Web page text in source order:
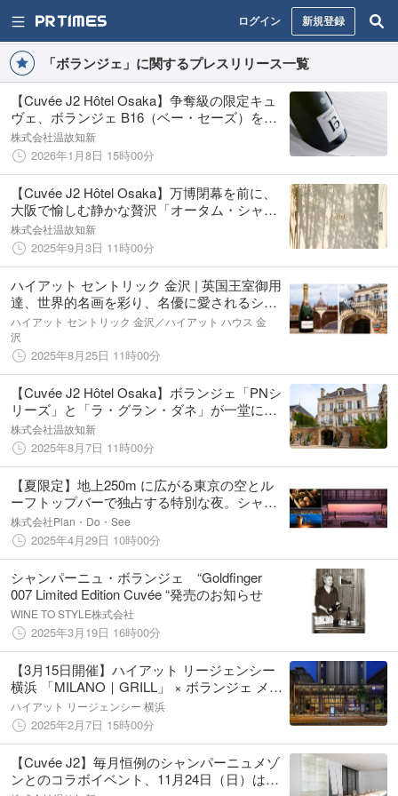
ログイン 新規登録
「ボランジェ」に関するプレスリリース一覧
【Cuvée J2 Hôtel Osaka】争奪級の限定キュ
ヴェ、ボランジェ B16（ベー・セーズ）を紐
解く一夜
株式会社温故知新
2026年1月8日 15時00分
【Cuvée J2 Hôtel Osaka】万博閉幕を前に、
大阪で愉しむ静かな贅沢「オータム・シャン
パーニュナイトプラン」の販売を開始
株式会社温故知新
2025年9月3日 11時00分
ハイアット セントリック 金沢 | 英国王室御用
達、世界的名画を彩り、名優に愛されるシャ
ンパーニュ グランメゾンとの一夜限りの饗
宴“ボランジェ” シャンパンディナー
ハイアット セントリック 金沢／ハイアット ハウス 金
沢
2025年8月25日 11時00分
【Cuvée J2 Hôtel Osaka】ボランジェ「PNシ
リーズ」と「ラ・グラン・ダネ」が一堂に揃
う、日本初の比較体験ができるメーカーズデ
ィナーを開催
株式会社温故知新
2025年8月7日 11時00分
【夏限定】地上250m に広がる東京の空とル
ーフトップバーで独占する特別な夜。シャン
パーニュ含むフリーフロー、特別なお重箱を
楽しめる『KEI Experience』を5月30日(金)か
ら開始！
株式会社Plan・Do・See
2025年4月29日 10時00分
シャンパーニュ・ボランジェ “Goldfinger
007 Limited Edition Cuvée “発売のお知らせ
WINE TO STYLE株式会社
2025年3月19日 16時00分
【3月15日開催】ハイアット リージェンシー
横浜 「MILANO｜GRILL」 × ボランジェ メー
カーズディナー
ハイアット リージェンシー 横浜
2025年2月7日 15時00分
【Cuvée J2】毎月恒例のシャンパーニュメゾ
ンとのコラボイベント、11月24日（日）は